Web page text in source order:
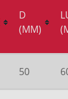
D
(MM)
50